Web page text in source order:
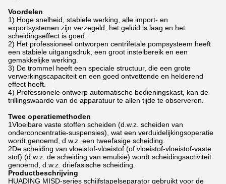
Voordelen
1) Hoge snelheid, stabiele werking, alle import- en
exportsystemen zijn verzegeld, het geluid is laag en het
scheidingseffect is goed.
2) Het professioneel ontworpen centrifetale pompsysteem heeft
een stabiele uitgangsdruk, een groot instelbereik en een
gemakkelijke werking.
3) De trommel heeft een speciale structuur, die een grote
verwerkingscapaciteit en een goed ontvettende en helderend
effect heeft.
4) Professionele ontwerp automatische bedieningskast, kan de
trillingswaarde van de apparatuur te allen tijde te observeren.
Twee operatiemethoden
1Vloeibare vaste stoffen scheiden (d.w.z. scheiden van
onderconcentratie-suspensies), wat een verduidelijkingsoperatie
wordt genoemd, d.w.z. een tweefasige scheiding.
2De scheiding van vloeistof-vloeistof (of vloeistof-vloeistof-vaste
stof) (d.w.z. de scheiding van emulsie) wordt scheidingsactiviteit
genoemd, d.w.z. driefasische scheiding.
Productbeschrijving
HUADING MISD-series schijfstapelseparator gebruikt voor de